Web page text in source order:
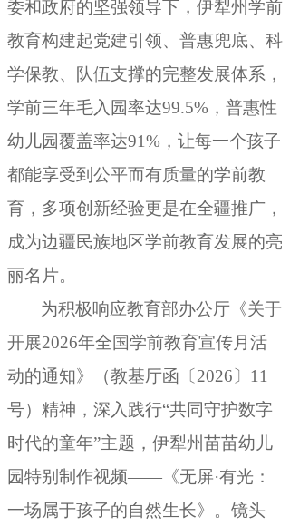
委和政府的坚强领导下 ， 伊犁州学前
教育构建起党建引领、普惠兜底、科
学保教、队伍支撑的完整发展体系，
学前三年毛入园率达99.5% ， 普惠性
幼儿园覆盖率达91%，让每一个孩子
都能享受到公平而有质量的学前教
育 ， 多项创新经验更是在全疆推广，
成为边疆民族地区学前教育发展的亮
丽名片。
为积极响应教育部办公厅《关于
开展2026年全国学前教育宣传月活
动的通知》（教基厅函〔2026〕11
号）精神 ， 深入践行“共同守护数字
时代的童年”主题，伊犁州苗苗幼儿
园特别制作视频——《无屏·有光：
一场属于孩子的自然生长》 。 镜头